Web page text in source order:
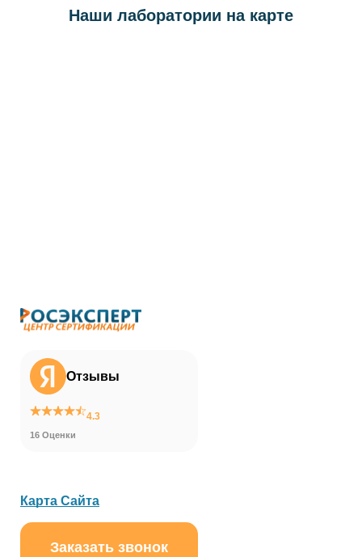
Наши лаборатории на карте
Отзывы
4.3
16 Оценки
Карта Сайта
Заказать звонок